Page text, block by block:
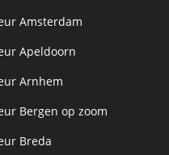
Amsterdam
Apeldoorn
Arnhem
Bergen op zoom
Breda